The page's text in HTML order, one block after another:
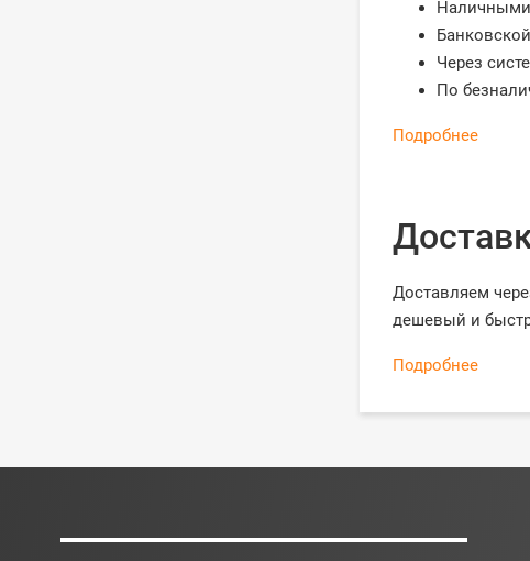
Через
По
Подробнее
Доставляем
дешевый и
Подробнее